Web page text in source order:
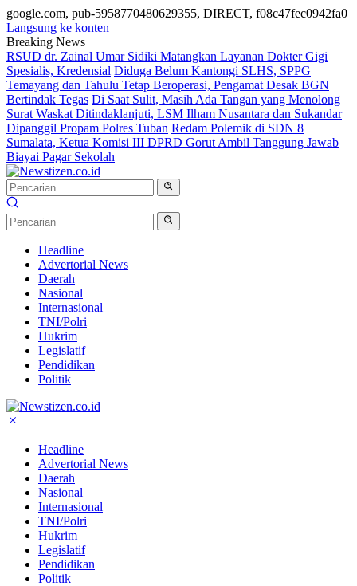
google.com, pub-5958770480629355, DIRECT, f08c47fec0942fa0
Langsung ke konten
Breaking News
RSUD dr. Zainal Umar Sidiki Matangkan Layanan Dokter Gigi
Spesialis, Kredensial Diduga Belum Kantongi SLHS, SPPG
Temayang dan Tahulu Tetap Beroperasi, Pengamat Desak BGN
Bertindak Tegas Di Saat Sulit, Masih Ada Tangan yang Menolong
Surat Waskat Ditindaklanjuti, LSM Ilham Nusantara dan Sukandar
Dipanggil Propam Polres Tuban Redam Polemik di SDN 8
Sumalata, Ketua Komisi III DPRD Gorut Ambil Tanggung Jawab
Biayai Pagar Sekolah
Headline
Advertorial News
Daerah
Nasional
Internasional
TNI/Polri
Hukrim
Legislatif
Pendidikan
Politik
Headline
Advertorial News
Daerah
Nasional
Internasional
TNI/Polri
Hukrim
Legislatif
Pendidikan
Politik